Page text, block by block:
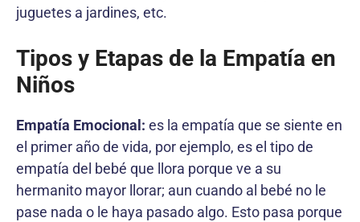
juguetes a jardines, etc.
Tipos y Etapas de la Empatía en
Niños
Empatía Emocional: es la empatía que se siente en
el primer año de vida, por ejemplo, es el tipo de
empatía del bebé que llora porque ve a su
hermanito mayor llorar; aun cuando al bebé no le
pase nada o le haya pasado algo. Esto pasa porque